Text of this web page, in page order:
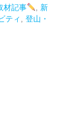
材記事 , 新
ティ, 登山・